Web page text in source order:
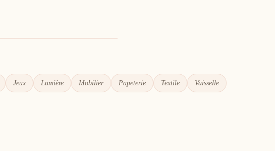
Jeux Lumière Mobilier Papeterie Textile Vaisselle